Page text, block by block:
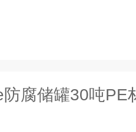
腐储罐30吨PE材质盐酸